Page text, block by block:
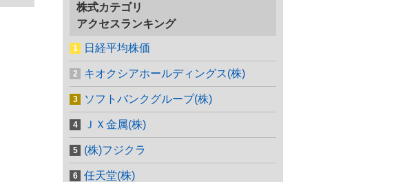
株式カテゴリ
アクセスランキング
日経平均株価
キオクシアホールディングス(株)
ソフトバンクグループ(株)
ＪＸ金属(株)
(株)フジクラ
任天堂(株)